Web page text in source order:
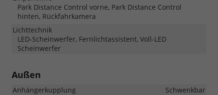
Park Distance Control vorne, Park Distance Control
hinten, Rückfahrkamera
Lichttechnik
LED-Scheinwerfer, Fernlichtassistent, Voll-LED
Scheinwerfer
Außen
Anhängerkupplung
Schwenkbar